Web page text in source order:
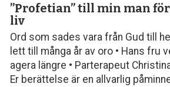
”Profetian” till min man
liv
Ord som sades vara från Gud till
lett till många år av oro • Hans fru
agera längre • Parterapeut
Er berättelse är en allvarlig